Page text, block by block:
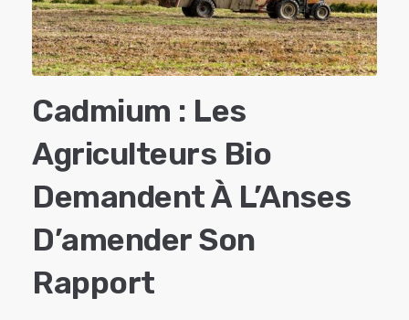
Cadmium : Les
Agriculteurs Bio
Demandent À L’Anses
D’amender Son
Rapport